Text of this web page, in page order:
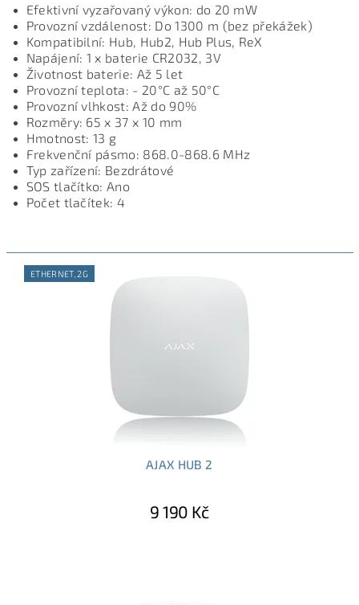
Efektivní vyzařovaný výkon: do 20 mW
Provozní vzdálenost: Do 1300 m (bez překážek)
Kompatibilní: Hub, Hub2, Hub Plus, ReX
Napájení: 1 x baterie CR2032, 3V
Životnost baterie: Až 5 let
Provozní teplota: - 20°С až 50°С
Provozní vlhkost: Až do 90%
Rozměry: 65 х 37 х 10 mm
Hmotnost: 13 g
Frekvenční pásmo: 868.0-868.6 MHz
Typ zařízení: Bezdrátové
SOS tlačítko: Ano
Počet tlačítek: 4
ETHERNET, 2G
AJAX HUB 2
9 190 Kč